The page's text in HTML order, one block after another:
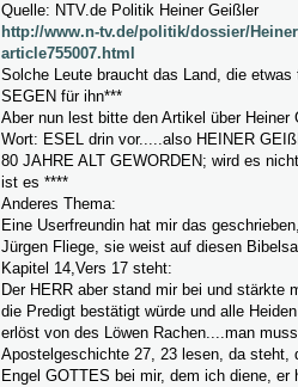
Quelle: NTV.de Politik Heiner Geißler
http://www.n-tv.de/politik/dossier/
article755007.html
Solche Leute braucht das Land, die
SEGEN für ihn***
Aber nun lest bitte den Artikel über Heiner
Wort: ESEL drin vor.....also HEINER
80 JAHRE ALT GEWORDEN; wird es
ist es ****
Anderes Thema:
Eine Userfreundin hat mir das
Jürgen Fliege, sie weist auf diesen
Kapitel 14,Vers 17 steht:
Der HERR aber stand mir bei und stärkte
die Predigt bestätigt würde und alle
erlöst von des Löwen Rachen....man
Apostelgeschichte 27, 23 lesen, da steht,
Engel GOTTES bei mir, dem ich diene,